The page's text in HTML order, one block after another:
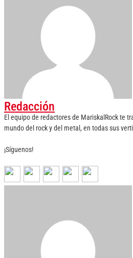
Redacción
El equipo de redactores de MariskalRock te
mundo del rock y del metal, en todas sus
¡Síguenos!